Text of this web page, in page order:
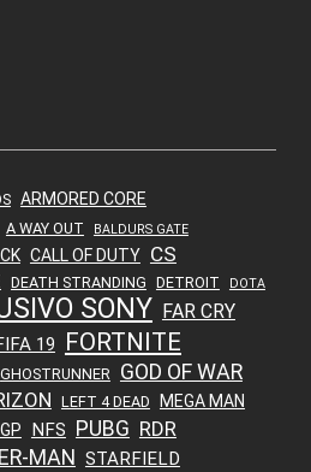
ARMORED CORE
A WAY OUT BALDURS GATE
CALL OF DUTY CS
DEATH STRANDING DETROIT DOTA
SONY FAR CRY
19 FORTNITE
GHOSTRUNNER GOD OF WAR
LEFT 4 DEAD MEGA MAN
NFS PUBG RDR
MAN STARFIELD